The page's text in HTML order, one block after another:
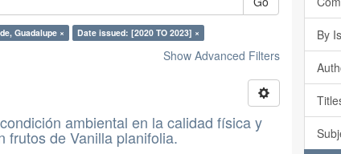
Guadalupe × Date issued: [2020 TO 2023] ×
Show Advanced Filters
ambiental en la calidad física y
frutos de Vanilla planifolia.
By